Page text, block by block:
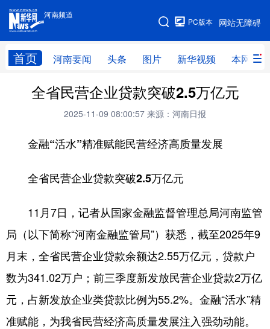
河南频道
网站无障碍
PC版本
首页 河南要闻 头条 图片 新华视频 本网原创
河南频道
网站地图
频道首页 河南要闻 头条
本网原创 新华访谈
直播 新华社记者看河南 领导活动报道集
乡村振兴 工业能源 科教兴省
民生社会 医疗健康 金融兴豫
地方频道
全省民营企业贷款突破2.5万亿元
2025-11-09 08:00:57 来源：河南日报
金融“活水”精准赋能民营经济高质量发展
全省民营企业贷款突破2.5万亿元
11月7日，记者从国家金融监督管理总局河南监管
局（以下简称“河南金融监管局”）获悉，截至2025年9
月末，全省民营企业贷款余额达2.55万亿元，贷款户
数为341.02万户；前三季度新发放民营企业贷款2万亿
元，占新发放企业类贷款比例为55.2%。金融“活水”精
准赋能，为我省民营经济高质量发展注入强劲动能。